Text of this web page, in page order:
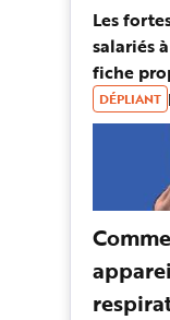
Les
salariés
fiche
DÉPLIANT